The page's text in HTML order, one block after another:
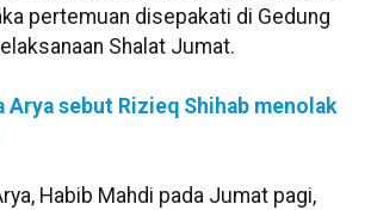
pertemuan disepakati di Gedung
Shalat Jumat.
Arya sebut Rizieq Shihab menolak
Habib Mahdi pada Jumat pagi,